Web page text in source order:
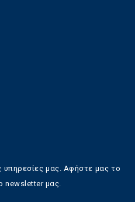
υπηρεσίες μας. Αφήστε μας το
newsletter μας.